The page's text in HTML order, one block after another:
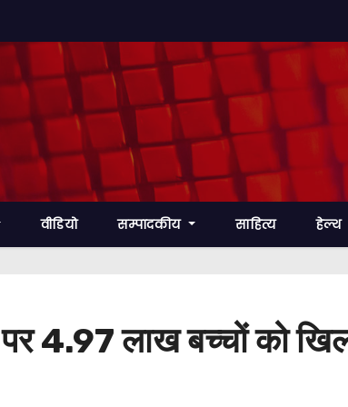
वीडियो सम्पादकीय साहित्य हेल्थ
पर 4.97 लाख बच्चों को